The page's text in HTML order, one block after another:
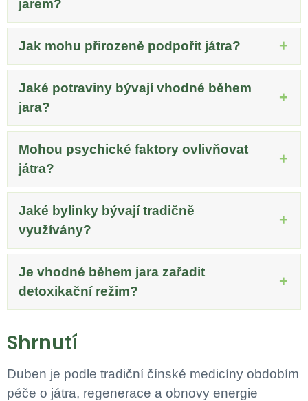
jarem?
Jak mohu přirozeně podpořit játra?
Jaké potraviny bývají vhodné během
jara?
Mohou psychické faktory ovlivňovat
játra?
Jaké bylinky bývají tradičně
využívány?
Je vhodné během jara zařadit
detoxikační režim?
Shrnutí
Duben je podle tradiční čínské medicíny obdobím
péče o játra, regenerace a obnovy energie